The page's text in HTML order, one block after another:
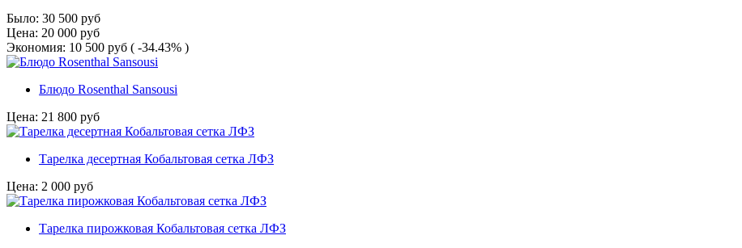
Было: 30 500 руб
Цена: 20 000 руб
Экономия: 10 500 руб ( -34.43% )
Блюдо Rosenthal Sansousi
Цена: 21 800 руб
Тарелка десертная Кобальтовая сетка ЛФЗ
Цена: 2 000 руб
Тарелка пирожковая Кобальтовая сетка ЛФЗ